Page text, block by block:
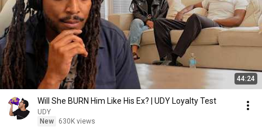
44:24
Will She BURN Him Like His Ex? | UDY Loyalty Test
UDY
New
630K views